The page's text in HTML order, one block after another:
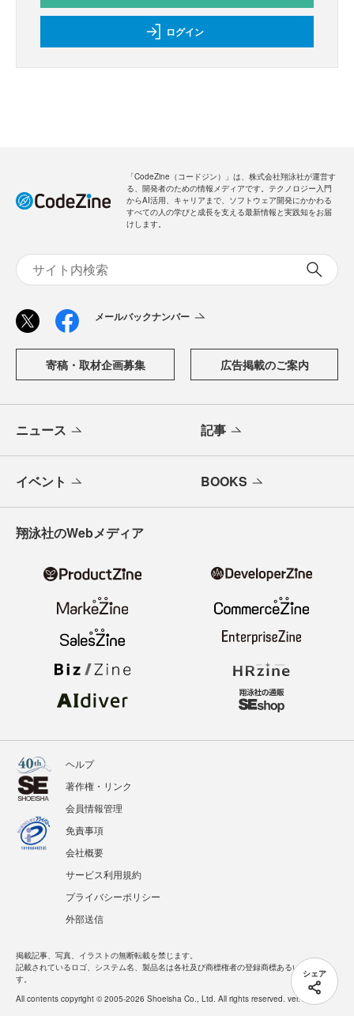
シェア
ログイン
「CodeZine（コードジン）」は、株式会社翔泳社が運営す
る、開発者のための情報メディアです。テクノロジー入門
からAI活用、キャリアまで、ソフトウェア開発にかかわる
すべての人の学びと成長を支える最新情報と実践知をお届
けします。
メールバックナンバー
寄稿・取材企画募集 広告掲載のご案内
ニュース 記事
イベント BOOKS
翔泳社のWebメディア
ヘルプ
著作権・リンク
会員情報管理
免責事項
会社概要
サービス利用規約
プライバシーポリシー
外部送信
掲載記事、写真、イラストの無断転載を禁じます。
記載されているロゴ、システム名、製品名は各社及び商標権者の登録商標あるいは商標で
す。
All contents copyright © 2005-2026 Shoeisha Co., Ltd. All rights reserved. ver.1.5